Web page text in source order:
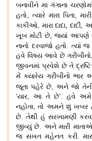
બનાવીને મા ગંગાના
હતો, ત્યારે મારા પિતા,
કાકીઓ, મારા દાદા,દાદી, આ
ખૂબ મોટી છે,જ્યાં આપણે
નાનો દરવાજો હતો. ત્યાં જ
હવે વિષય આવે છે
જીવનમાં પ્રવેશે છે તે
મેં ક્યારેય ગરીબીનો ભાર
જૂતા પહેરે છે, અને જો
'યાર, આ તે છે'. હવે અમે
નહોતા,તો અમને શું ખબર
છે. તેથી હું સરખામણી
જીવ્યું છે. અને મારી
જ સખત મહેનત કરી.